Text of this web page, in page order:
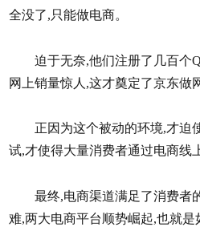
全没了,只能做电商。
迫于无奈,他们注册了几百个
网上销量惊人,这才奠定了京东做
正因为这个被动的环境,才迫
试,才使得大量消费者通过电商线
最终,电商渠道满足了消费者
难,两大电商平台顺势崛起,也就